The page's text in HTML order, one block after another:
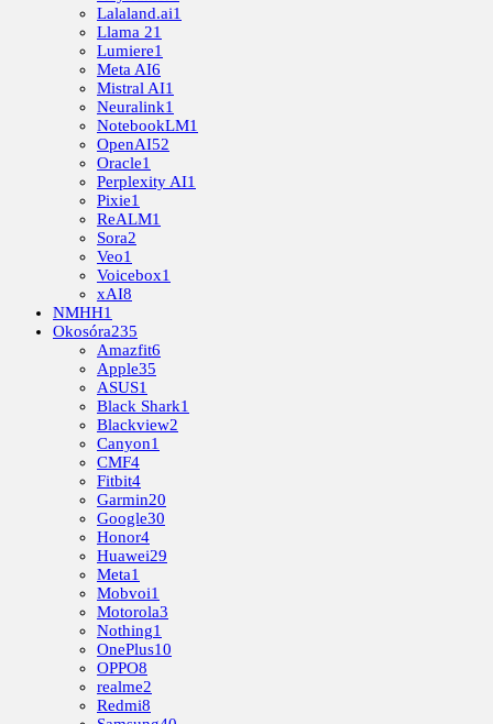
Lalaland.ai1
Llama 21
Lumiere1
Meta AI6
Mistral AI1
Neuralink1
NotebookLM1
OpenAI52
Oracle1
Perplexity AI1
Pixie1
ReALM1
Sora2
Veo1
Voicebox1
xAI8
NMHH1
Okosóra235
Amazfit6
Apple35
ASUS1
Black Shark1
Blackview2
Canyon1
CMF4
Fitbit4
Garmin20
Google30
Honor4
Huawei29
Meta1
Mobvoi1
Motorola3
Nothing1
OnePlus10
OPPO8
realme2
Redmi8